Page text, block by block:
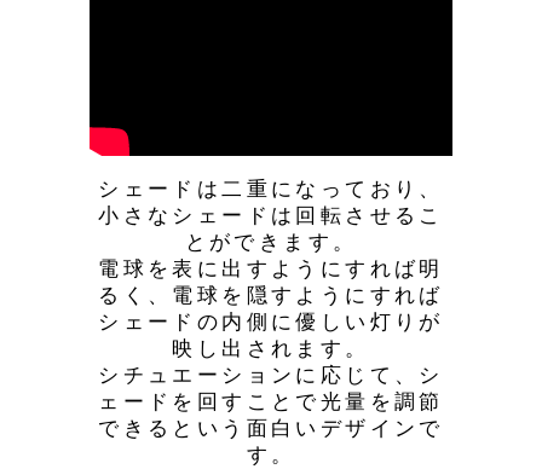
シェードは二重になっており、
小さなシェードは回転させるこ
とができます。
電球を表に出すようにすれば明
るく、電球を隠すようにすれば
シェードの内側に優しい灯りが
映し出されます。
シチュエーションに応じて、シ
ェードを回すことで光量を調節
できるという面白いデザインで
す。